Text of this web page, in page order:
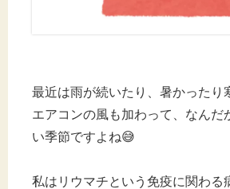
最近は雨が続いたり、暑かったり
エアコンの風も加わって、なんだ
い季節ですよね😅
私はリウマチという免疫に関わる